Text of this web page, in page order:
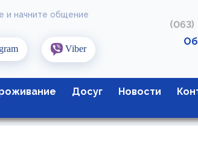
и начните общение
Viber
(063)
Досуг Новости